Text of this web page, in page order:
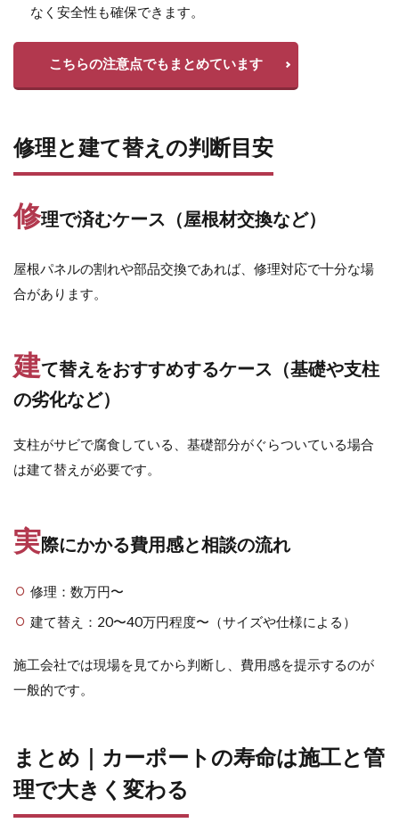
なく安全性も確保できます。
こちらの注意点でもまとめています
修理と建て替えの判断目安
修理で済むケース（屋根材交換など）
屋根パネルの割れや部品交換であれば、修理対応で十分な場
合があります。
建て替えをおすすめするケース（基礎や支柱
の劣化など）
支柱がサビで腐食している、基礎部分がぐらついている場合
は建て替えが必要です。
実際にかかる費用感と相談の流れ
修理：数万円〜
建て替え：20〜40万円程度〜（サイズや仕様による）
施工会社では現場を見てから判断し、費用感を提示するのが
一般的です。
まとめ｜カーポートの寿命は施工と管
理で大きく変わる
三協アルミ コレット
三協アルミ ステイム
三協アルミ ダブルフェース
三協アルミ ニュータウンリード
三協アルミ パレオ
三協アルミ フレムスLight
三協アルミ モデアⅡ
三協アルミ 壁付ポスト SMA型
中国御影石
井上定㈱ モダン塀
四国化成 FDフェンス
四国化成 スタックライン
四国化成 マイポートNext
姫高麗
感謝祭
新井窯業 フィウミⅡ
朝日スチール PCフェンス
東洋工業 コテージパン
東洋工業 コテージポール
東洋工業 コルテオシリーズ シプレ
東洋工業 シェルテ
東洋工業 スギーペイブ
東洋工業 ナルルポール
東洋工業 ハイブリック
東洋工業 ピンコロ
東洋工業 リプノ
東洋工業 レイルスリーパーラフト
東洋工業 口金MS型
福彫 ステンレス切文字